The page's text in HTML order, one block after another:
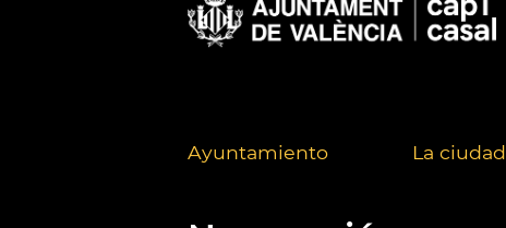
Ayuntamiento La ciudad